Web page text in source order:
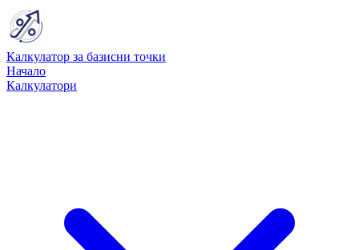
Калкулатор за базисни точки
Начало
Калкулатори